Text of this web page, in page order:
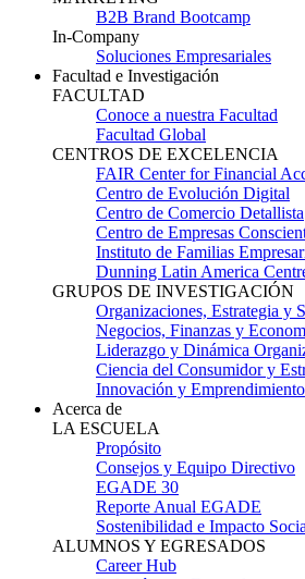
B2B Brand Bootcamp
In-Company
Soluciones Empresariales
Facultad e Investigación
FACULTAD
Conoce a nuestra Facultad
Facultad Global
CENTROS DE EXCELENCIA
FAIR Center for Financial
Centro de Evolución Digital
Centro de Comercio Detallista
Centro de Empresas
Instituto de Familias
Dunning Latin America
GRUPOS DE INVESTIGACIÓN
Organizaciones, Estrategia y
Negocios, Finanzas y
Liderazgo y Dinámica
Ciencia del Consumidor y
Innovación y Emprendimiento
Acerca de
LA ESCUELA
Propósito
Consejos y Equipo Directivo
EGADE 30
Reporte Anual EGADE
Sostenibilidad e Impacto
ALUMNOS Y EGRESADOS
Career Hub